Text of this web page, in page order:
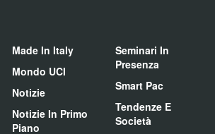
Made In Italy
Mondo UCI
Notizie
Notizie In Primo
Piano
Seminari In
Presenza
Smart Pac
Tendenze E
Società